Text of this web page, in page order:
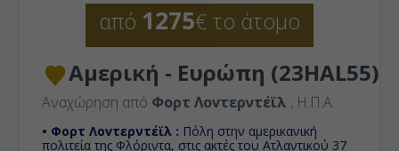
από 1275€ το άτομο
Αμερική - Ευρώπη (23HAL55)
Αναχώρηση από Φορτ Λοvτερντέϊλ , Η.Π.Α.
• Φορτ Λοvτερντέϊλ : Πόλη στην αμερικανική
πολιτεία της Φλόριντα, στις ακτές του Ατλαντικού 37